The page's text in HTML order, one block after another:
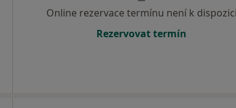
Online rezervace termínu není k dispozici
Rezervovat termín